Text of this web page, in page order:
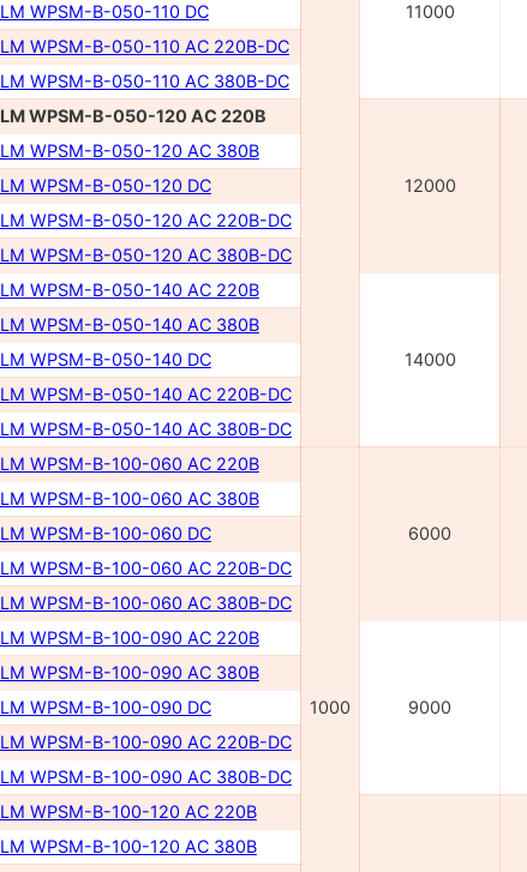
11000
LM WPSM-B-050-110 DC
LM WPSM-B-050-110 AC 220В-DC
LM WPSM-B-050-110 AC 380В-DC
LM WPSM-B-050-120 AC 220В
12000
LM WPSM-B-050-120 AC 380В
LM WPSM-B-050-120 DC
LM WPSM-B-050-120 AC 220В-DC
LM WPSM-B-050-120 AC 380В-DC
LM WPSM-B-050-140 AC 220В
14000
LM WPSM-B-050-140 AC 380В
LM WPSM-B-050-140 DC
LM WPSM-B-050-140 AC 220В-DC
LM WPSM-B-050-140 AC 380В-DC
LM WPSM-B-100-060 AC 220В
1000
6000
LM WPSM-B-100-060 AC 380В
LM WPSM-B-100-060 DC
LM WPSM-B-100-060 AC 220В-DC
LM WPSM-B-100-060 AC 380В-DC
LM WPSM-B-100-090 AC 220В
9000
LM WPSM-B-100-090 AC 380В
LM WPSM-B-100-090 DC
LM WPSM-B-100-090 AC 220B-DC
LM WPSM-B-100-090 AC 380B-DC
LM WPSM-B-100-120 AC 220B
LM WPSM-B-100-120 AC 380B